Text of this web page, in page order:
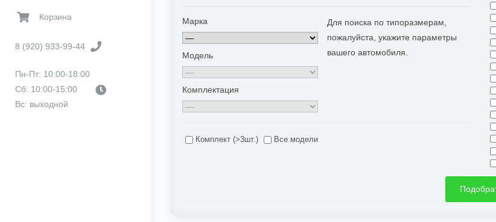
Корзина
8 (920) 933-99-44
Пн-Пт: 10:00-18:00
Сб: 10:00-15:00
Вс: выходной
Марка
Модель
Комплектация
Для поиска по типоразмерам,
пожалуйста, укажите параметры
вашего автомобиля.
Комплект (>3шт.) Все модели